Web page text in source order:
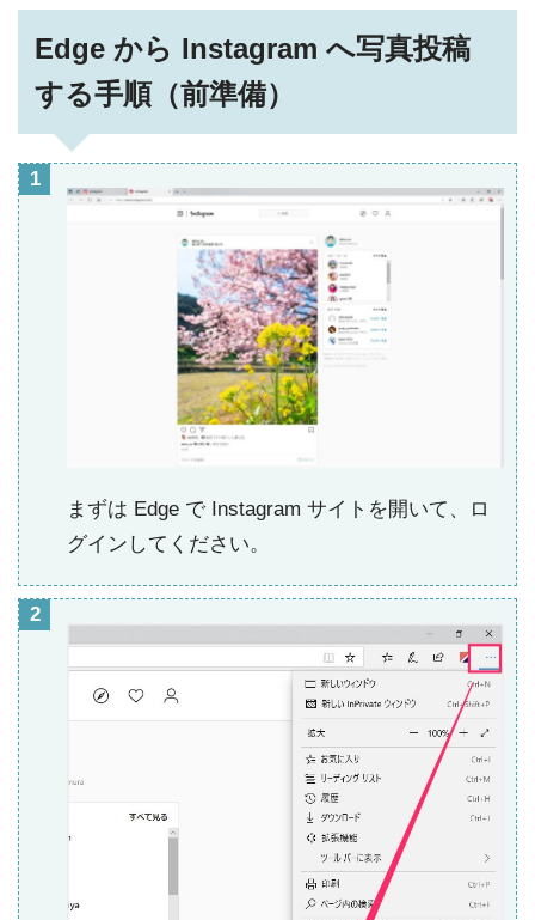
Edge から Instagram へ写真投稿
する手順（前準備）
まずは Edge で Instagram サイトを開いて、ロ
グインしてください。